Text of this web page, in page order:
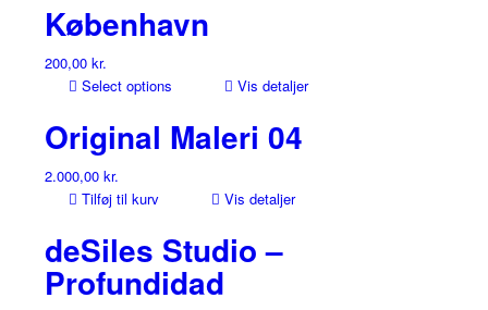
København
200,00 kr.
Select options
Vis detaljer
Original Maleri 04
2.000,00 kr.
Tilføj til kurv
Vis detaljer
deSiles Studio –
Profundidad